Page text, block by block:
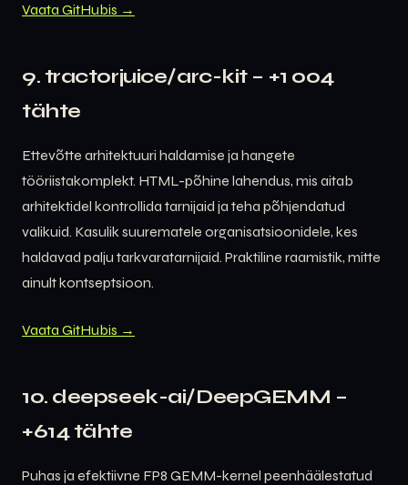
Vaata GitHubis →
9. tractorjuice/arc-kit – +1 004
tähte
Ettevõtte arhitektuuri haldamise ja hangete
tööriistakomplekt. HTML-põhine lahendus, mis aitab
arhitektidel kontrollida tarnijaid ja teha põhjendatud
valikuid. Kasulik suurematele organisatsioonidele, kes
haldavad palju tarkvaratarnijaid. Praktiline raamistik, mitte
ainult kontseptsioon.
Vaata GitHubis →
10. deepseek-ai/DeepGEMM –
+614 tähte
Puhas ja efektiivne FP8 GEMM-kernel peenhäälestatud